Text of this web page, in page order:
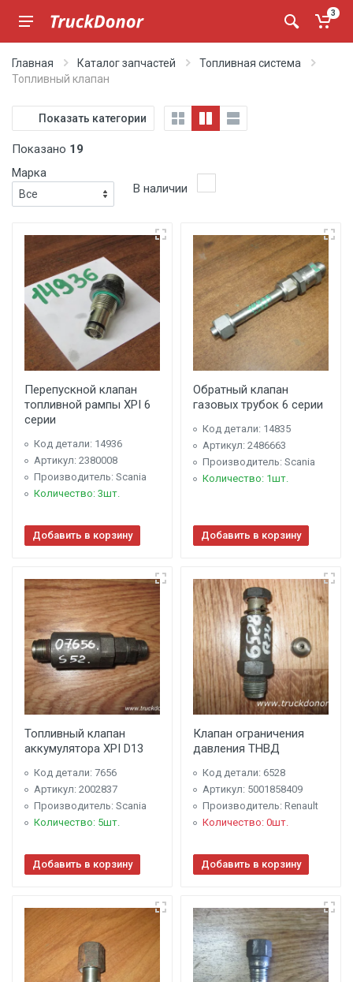
3
Главная Каталог запчастей
Топливная система
Топливный клапан
Показать категории
Показано 19
Марка
В наличии
Перепускной клапан
топливной рампы XPI 6
серии
Код детали: 14936
Артикул: 2380008
Производитель: Scania
Количество: 3шт.
Добавить в корзину
Обратный клапан
газовых трубок 6 серии
Код детали: 14835
Артикул: 2486663
Производитель: Scania
Количество: 1шт.
Добавить в корзину
Топливный клапан
аккумулятора XPI D13
Код детали: 7656
Артикул: 2002837
Производитель: Scania
Количество: 5шт.
Добавить в корзину
Клапан ограничения
давления ТНВД
Код детали: 6528
Артикул: 5001858409
Производитель: Renault
Количество: 0шт.
Добавить в корзину